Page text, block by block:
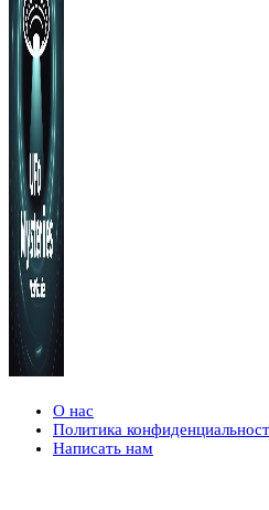
О нас
Политика
Написать нам